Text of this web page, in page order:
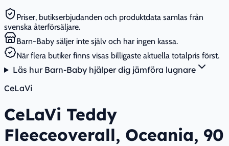
Priser, butikserbjudanden och produktdata samlas från
svenska återförsäljare.
Barn-Baby säljer inte själv och har ingen kassa.
När flera butiker finns visas billigaste aktuella totalpris först.
Läs hur Barn-Baby hjälper dig jämföra lugnare
CeLaVi
CeLaVi Teddy
Fleeceoverall, Oceania, 90